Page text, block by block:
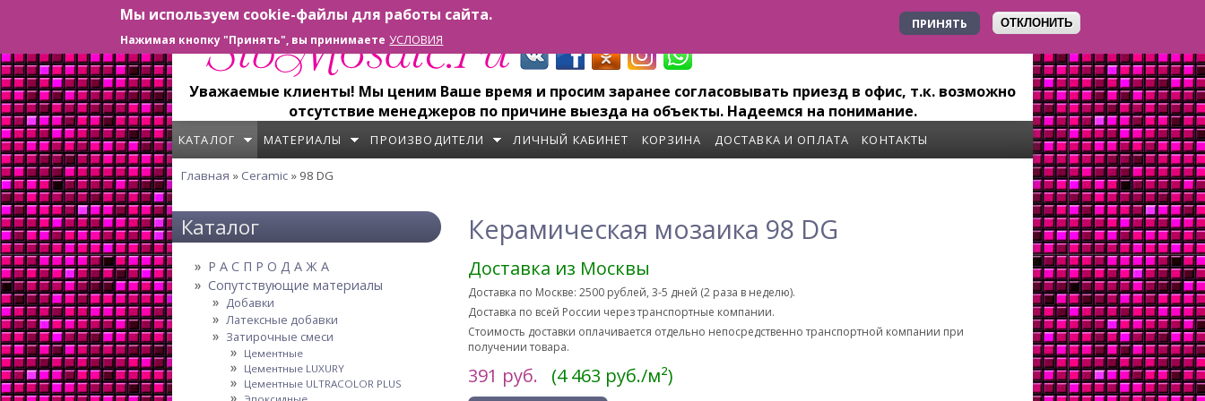
Мы используем cookie-файлы для работы сайта.
Нажимая кнопку "Принять", вы принимаете УСЛОВИЯ
ПРИНЯТЬ ОТКЛОНИТЬ
Перейти к основному содержанию +7 923 179-6-279
Уважаемые клиенты! Мы ценим Ваше время и просим заранее согласовывать приезд в офис, т.к. возможно
отсутствие менеджеров по причине выезда на объекты. Надеемся на понимание.
КАТАЛОГ МАТЕРИАЛЫ ПРОИЗВОДИТЕЛИ ЛИЧНЫЙ КАБИНЕТ КОРЗИНА ДОСТАВКА И ОПЛАТА КОНТАКТЫ
Главная » Ceramic » 98 DG
Керамическая мозаика 98 DG
Доставка из Москвы
Доставка по Москве: 2500 рублей, 3-5 дней (2 раза в неделю).
Доставка по всей России через транспортные компании.
Стоимость доставки оплачивается отдельно непосредственно транспортной компании при
получении товара.
391 руб. (4 463 руб./м²)
Каталог
Р А С П Р О Д А Ж А
Сопутствующие материалы
Добавки
Латексные добавки
Затирочные смеси
Цементные
Цементные LUXURY
Цементные ULTRACOLOR PLUS